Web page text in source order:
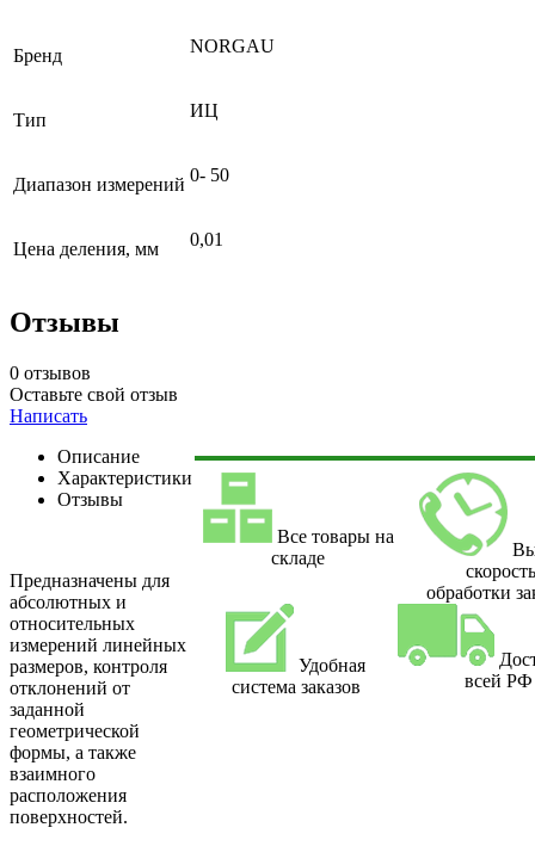
Бренд NORGAU
Тип ИЦ
Диапазон измерений 0- 50
Цена деления, мм 0,01
Отзывы
0 отзывов
Оставьте свой отзыв
Написать
Описание
Характеристики
Отзывы
Предназначены для
абсолютных и
относительных
измерений линейных
размеров, контроля
отклонений от
заданной
геометрической
формы, а также
взаимного
расположения
поверхностей.
Все товары на
складе
обработки
Удобная
система заказов
всей РФ